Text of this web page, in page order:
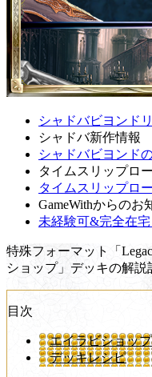
シャドバビヨンド
シャドバ新作情報
シャドバビヨンド
タイムスリップロ
タイムスリップロ
GameWithからのお
未経験可&完全在
特殊フォーマット「
ショップ」デッキの解説
目次
エイラビショッ
デッキレシピ